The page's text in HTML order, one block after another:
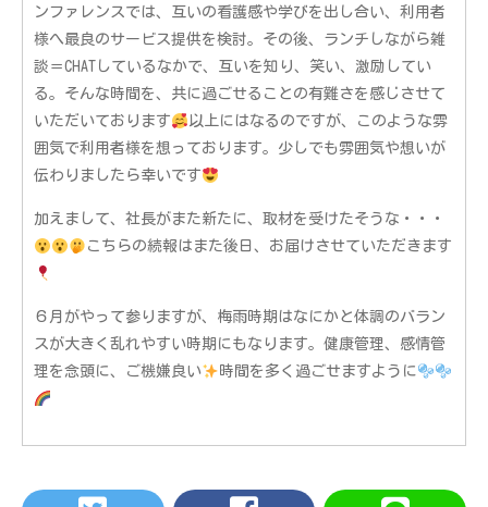
ンファレンスでは、互いの看護感や学びを出し合い、利用者
様へ最良のサービス提供を検討。その後、ランチしながら雑
談＝CHATしているなかで、互いを知り、笑い、激励してい
る。そんな時間を、共に過ごせることの有難さを感じさせて
いただいております
以上にはなるのですが、このような雰
囲気で利用者様を想っております。少しでも雰囲気や想いが
伝わりましたら幸いです
加えまして、社長がまた新たに、取材を受けたそうな・・・
こちらの続報はまた後日、お届けさせていただきます
６月がやって参りますが、梅雨時期はなにかと体調のバラン
スが大きく乱れやすい時期にもなります。健康管理、感情管
理を念頭に、ご機嫌良い
時間を多く過ごせますように